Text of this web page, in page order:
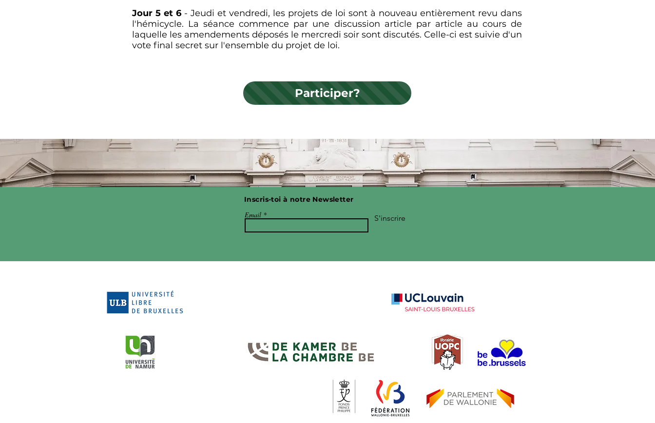
Jour 5 et 6 - Jeudi et vendredi, les projets de loi sont à nouveau entièrement revu dans
l'hémicycle. La séance commence par une discussion article par article au cours de
laquelle les amendements déposés le mercredi soir sont discutés. Celle-ci est suivie d'un
vote final secret sur l'ensemble du projet de loi.
Participer?
Inscris-toi à notre Newsletter
Email S'inscrire